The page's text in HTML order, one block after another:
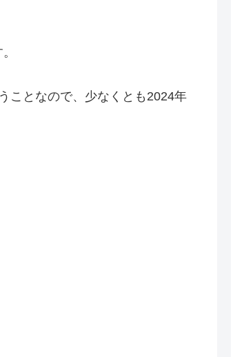
ことなので、少なくとも2024年